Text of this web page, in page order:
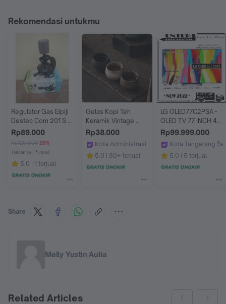
Rekomendasi untukmu
Regulator Gas Elpiji
Destec Com 201 S /
Destec 201S - Pack
Bubble
Rp89.000
Rp125.000 29%
Jakarta Pusat
happypricemart
5.0 1 terjual
Gelas Kopi Teh
Keramik Vintage
Japanese Style Tea
Cup 80 ml
Rp38.000
Kota Administrasi Jakarta Barat
Viv Coffee
5.0 30+ terjual
LG OLED77C2PSA -
OLED TV 77 INCH 4K
DOLBYVISION
ATMOS OLED77C2
77C2PSA
Rp99.999.000
Kota Tangerang
Enter Electronic
5.0 5 terjual
Share
Melly Yustin Aulia
Related Articles